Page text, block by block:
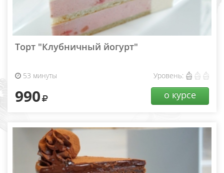
Торт "Клубничный йогурт"
53 минуты Уровень:
990 о курсе